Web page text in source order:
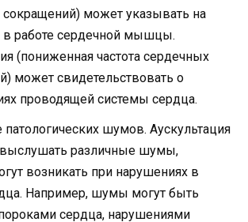
может указывать на
в работе сердечной мышцы.
(пониженная частота сердечных
может свидетельствовать о
проводящей системы сердца.
шумов. Аускультация
выслушать различные шумы,
возникать при нарушениях в
Например, шумы могут быть
сердца, нарушениями